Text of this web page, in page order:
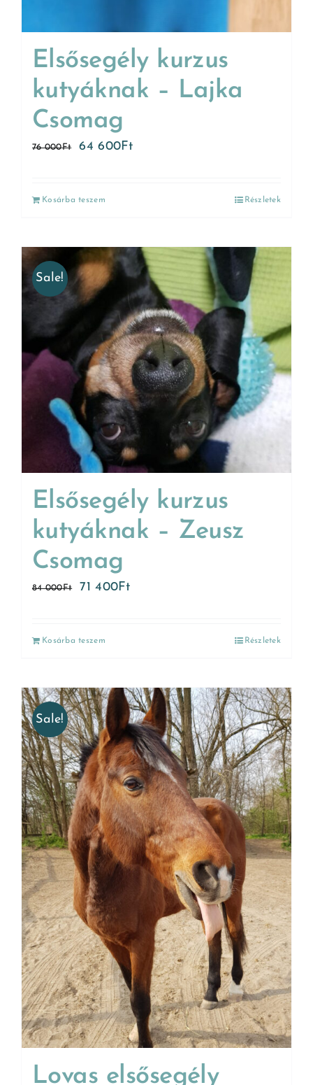
Elsősegély kurzus
kutyáknak – Lajka
Csomag
76 000Ft 64 600Ft
Kosárba teszem Részletek
Sale!
Elsősegély kurzus
kutyáknak – Zeusz
Csomag
84 000Ft 71 400Ft
Kosárba teszem Részletek
Sale!
Lovas elsősegély